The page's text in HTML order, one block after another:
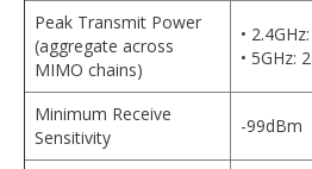
Peak Transmit Power
(aggregate across
MIMO chains)
•
• 5GHz:
Minimum Receive
Sensitivity
-99dBm